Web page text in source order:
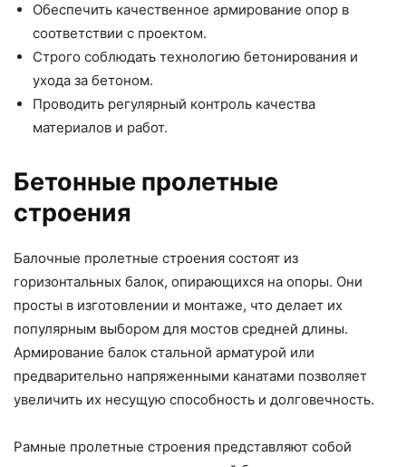
Обеспечить качественное армирование опор в
соответствии с проектом.
Строго соблюдать технологию бетонирования и
ухода за бетоном.
Проводить регулярный контроль качества
материалов и работ.
Бетонные пролетные
строения
Балочные пролетные строения состоят из
горизонтальных балок, опирающихся на опоры. Они
просты в изготовлении и монтаже, что делает их
популярным выбором для мостов средней длины.
Армирование балок стальной арматурой или
предварительно напряженными канатами позволяет
увеличить их несущую способность и долговечность.
Рамные пролетные строения представляют собой